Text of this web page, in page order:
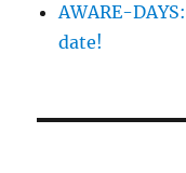
AWARE-
date!